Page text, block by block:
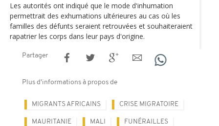
Les autorités ont indiqué que le mode d'inhumation
permettrait des exhumations ultérieures au cas où les
familles des défunts seraient retrouvées et souhaiteraient
rapatrier les corps dans leur pays d'origine.
Partager
Plus d'informations à propos de
MIGRANTS AFRICAINS CRISE MIGRATOIRE
MAURITANIE MALI FUNÉRAILLES